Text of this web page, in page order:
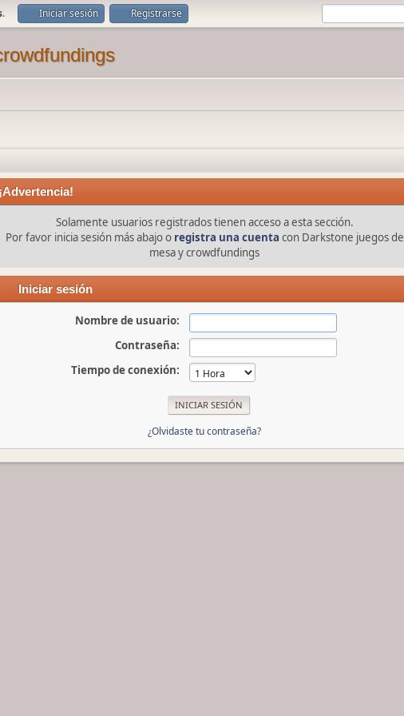
. Iniciar sesión Registrarse
Solamente usuarios registrados tienen acceso a esta sección.
Por favor inicia sesión más abajo o registra una cuenta con Darkstone juegos de
mesa y crowdfundings
Iniciar sesión
Nombre de usuario:
Contraseña:
Tiempo de conexión:
¿Olvidaste tu contraseña?